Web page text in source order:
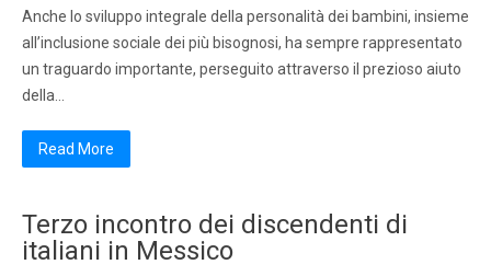
Anche lo sviluppo integrale della personalità dei bambini, insieme
all’inclusione sociale dei più bisognosi, ha sempre rappresentato
un traguardo importante, perseguito attraverso il prezioso aiuto
della…
Read More
Terzo incontro dei discendenti di
italiani in Messico